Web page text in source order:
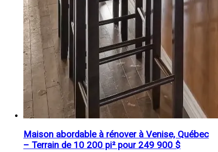
Maison abordable à rénover à Venise, Québec
– Terrain de 10 200 pi² pour 249 900 $